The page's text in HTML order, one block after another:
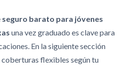
seguro barato para jóvenes
una vez graduado es clave para
En la siguiente sección
flexibles según tu